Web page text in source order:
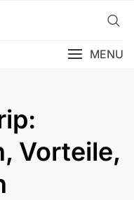
MENU
Vorteile,